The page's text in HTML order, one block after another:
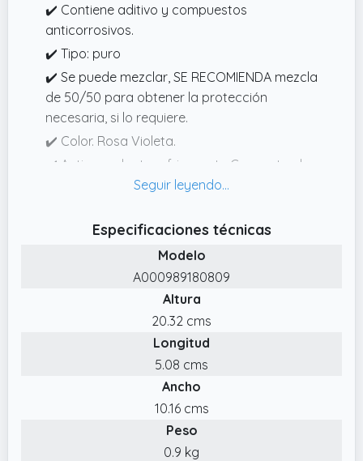
✔️ Contiene aditivo y compuestos
anticorrosivos.
✔️ Tipo: puro
✔️ Se puede mezclar, SE RECOMIENDA mezcla
de 50/50 para obtener la protección
necesaria, si lo requiere.
✔️ Color. Rosa Violeta.
✔️ Anticongelante refrigerante Concentrado
Original MERCEDES BENZ.
una serie de piezas de aluminio. El uso de
componentes de aluminio en estos motores
requiere que se use un anticongelante
✔️ Aprobaciones MERCEDES BENZ
774),N052774GO, 0 013A8j1, 0 N0527740
✔️ IMPORTANTE: No todas las marcas
disponibles en el mercado pueden
proporcionar esta protección.
Especificaciones técnicas
Modelo
A000989180809
Altura
20.32 cms
Longitud
5.08 cms
Ancho
10.16 cms
Peso
0.9 kg